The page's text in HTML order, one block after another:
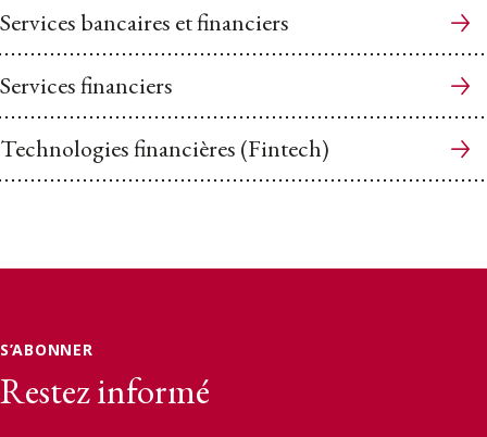
Services bancaires et financiers
Services financiers
Technologies financières (Fintech)
S’ABONNER
Restez informé